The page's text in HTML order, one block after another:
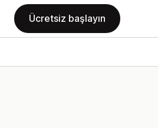
Ücretsiz başlayın